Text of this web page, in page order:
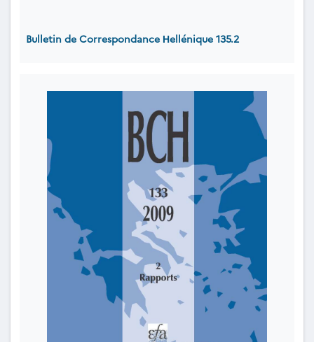
Bulletin de Correspondance Ηellénique 135.2